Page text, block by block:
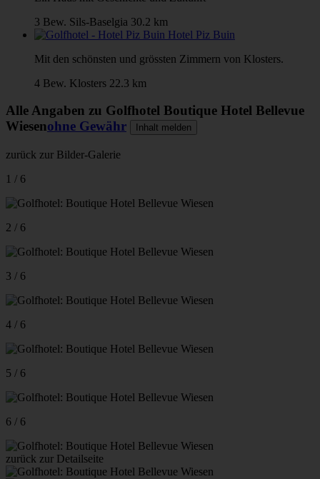
3 Bew. Sils-Baselgia 30.2 km
Hotel Piz Buin
Mit den schönsten und grössten Zimmern von Klosters.
4 Bew. Klosters 22.3 km
Alle Angaben zu Golfhotel Boutique Hotel Bellevue
Wiesenohne Gewähr Inhalt melden
zurück zur Bilder-Galerie
1 / 6
2 / 6
3 / 6
4 / 6
5 / 6
6 / 6
zurück zur Detailseite